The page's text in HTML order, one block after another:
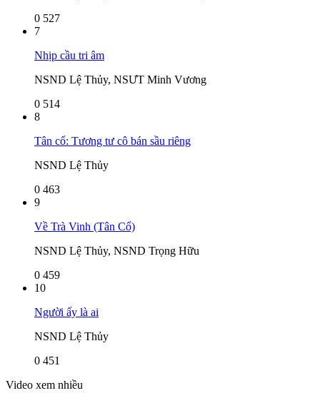
0 527
7
Nhịp cầu tri âm
NSND Lệ Thủy, NSƯT Minh Vương
0 514
8
Tân cổ: Tương tư cô bán sầu riêng
NSND Lệ Thủy
0 463
9
Về Trà Vinh (Tân Cổ)
NSND Lệ Thủy, NSND Trọng Hữu
0 459
10
Người ấy là ai
NSND Lệ Thủy
0 451
Video xem nhiều